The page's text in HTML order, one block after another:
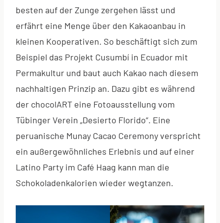
besten auf der Zunge zergehen lässt und
erfährt eine Menge über den Kakaoanbau in
kleinen Kooperativen. So beschäftigt sich zum
Beispiel das Projekt Cusumbí in Ecuador mit
Permakultur und baut auch Kakao nach diesem
nachhaltigen Prinzip an. Dazu gibt es während
der chocolART eine Fotoausstellung vom
Tübinger Verein „Desierto Florido“. Eine
peruanische Munay Cacao Ceremony verspricht
ein außergewöhnliches Erlebnis und auf einer
Latino Party im Café Haag kann man die
Schokoladenkalorien wieder wegtanzen.